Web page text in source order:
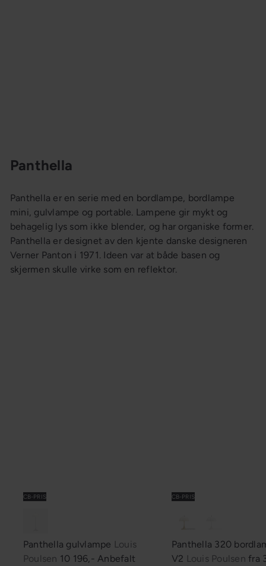
Panthella
Panthella er en serie med en bordlampe, bordlampe
mini, gulvlampe og portable. Lampene gir mykt og
behagelig lys som ikke blender, og har organiske former.
Panthella er designet av den kjente danske designeren
Verner Panton i 1971. Ideen var at både basen og
skjermen skulle virke som en reflektor.
CB-PRIS
Panthella gulvlampe Louis
Poulsen S
10 196,-Anbefalt
CB-PRIS
Panthella 320
V2 Louis Poulsenfra